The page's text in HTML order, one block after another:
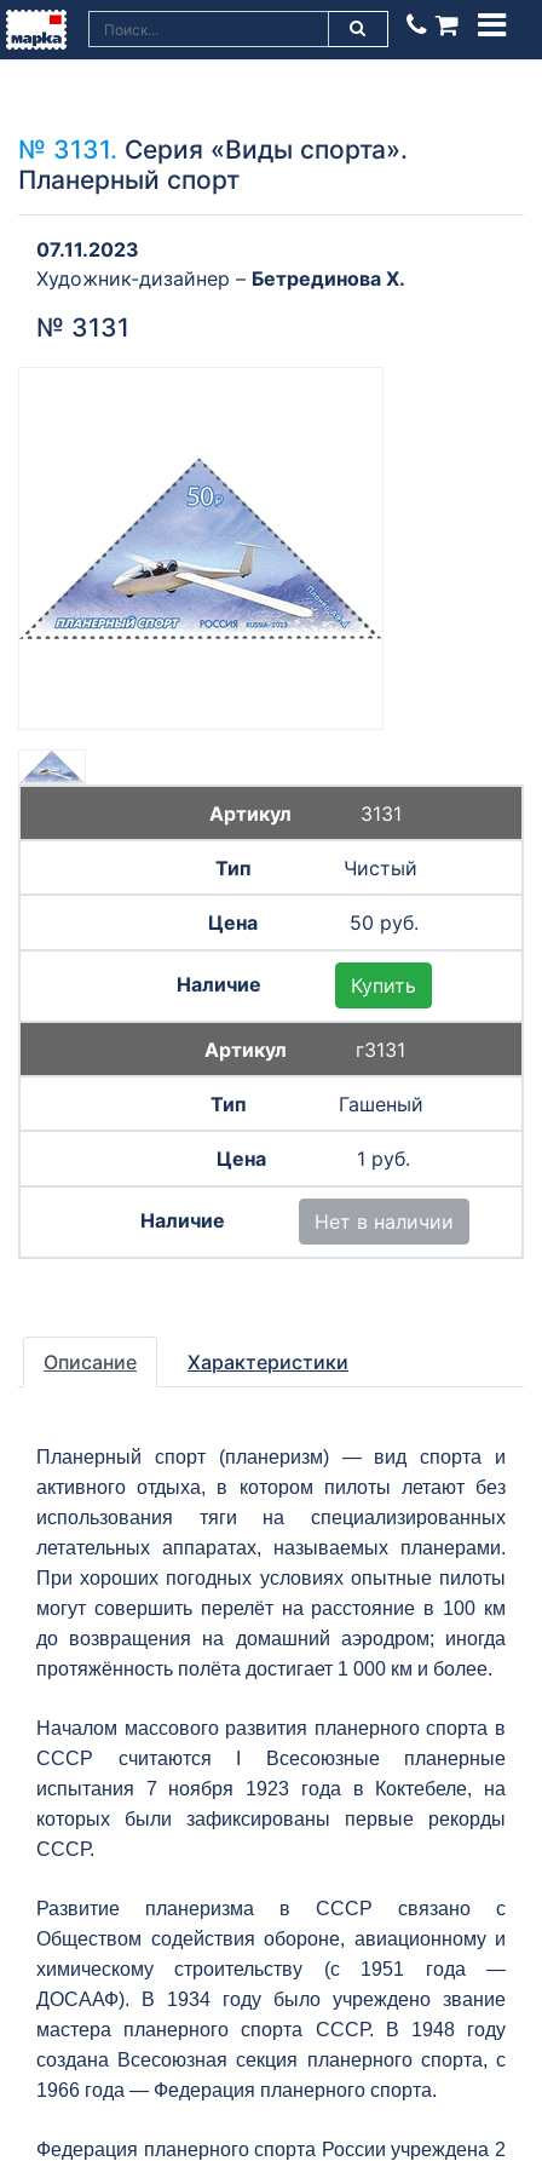
№ 3131. Серия «Виды спорта».
Планерный спорт
07.11.2023
Художник-дизайнер – Бетрединова Х.
№ 3131
3131
Чистый
50 руб.
Купить
г3131
Гашеный
1 руб.
Нет в наличии
Описание Характеристики
Планерный спорт (планеризм) — вид спорта и
активного отдыха, в котором пилоты летают без
использования тяги на специализированных
летательных аппаратах, называемых планерами.
При хороших погодных условиях опытные пилоты
могут совершить перелёт на расстояние в 100 км
до возвращения на домашний аэродром; иногда
протяжённость полёта достигает 1 000 км и более.
Началом массового развития планерного спорта в
СССР считаются I Всесоюзные планерные
испытания 7 ноября 1923 года в Коктебеле, на
которых были зафиксированы первые рекорды
СССР.
Развитие планеризма в СССР связано с
Обществом содействия обороне, авиационному и
химическому строительству (с 1951 года —
ДОСААФ). В 1934 году было учреждено звание
мастера планерного спорта СССР. В 1948 году
создана Всесоюзная секция планерного спорта, с
1966 года — Федерация планерного спорта.
Федерация планерного спорта России учреждена 2